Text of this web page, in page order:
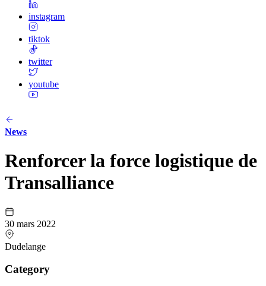
instagram
tiktok
twitter
youtube
News
Renforcer la force logistique de
Transalliance
30 mars 2022
Dudelange
Category